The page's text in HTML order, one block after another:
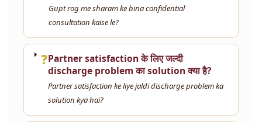
Gupt rog me sharam ke bina confidential
consultation kaise le?
❓Partner satisfaction के लिए जल्दी
discharge problem का solution क्या है?
Partner satisfaction ke liye jaldi discharge problem ka
solution kya hai?